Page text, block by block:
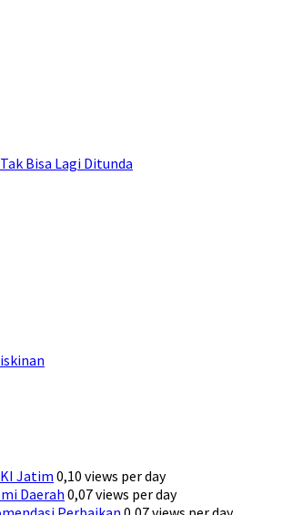
Bisa Lagi Ditunda
Jatim 0,10 views per day
Daerah 0,07 views per day